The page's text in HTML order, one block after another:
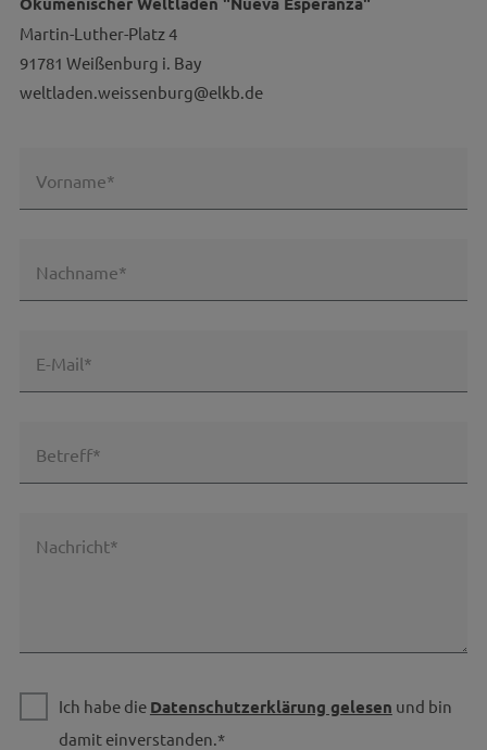
Martin-Luther-Platz 4
91781 Weißenburg i. Bay
weltladen.weissenburg@elkb.de
Vorname*
Nachname*
E-Mail*
Betreff*
Nachricht*
Ich habe die Datenschutzerklärung gelesen und bin
damit einverstanden.*